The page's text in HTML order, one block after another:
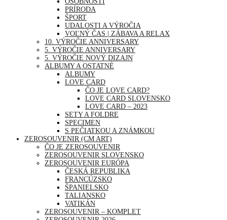
PRÍRODA
ŠPORT
UDALOSTI A VÝROČIA
VOĽNÝ ČAS | ZÁBAVA A RELAX
10. VÝROČIE ANNIVERSARY
5. VÝROČIE ANNIVERSARY
5. VÝROČIE NOVÝ DIZAJN
ALBUMY A OSTATNÉ
ALBUMY
LOVE CARD
ČO JE LOVE CARD?
LOVE CARD SLOVENSKO
LOVE CARD – 2023
SETY A FOLDRE
SPECIMEN
S PEČIATKOU A ZNÁMKOU
ZEROSOUVENIR (CM ART)
ČO JE ZEROSOUVENIR
ZEROSOUVENIR SLOVENSKO
ZEROSOUVENIR EURÓPA
ČESKÁ REPUBLIKA
FRANCÚZSKO
ŠPANIELSKO
TALIANSKO
VATIKÁN
ZEROSOUVENIR – KOMPLET